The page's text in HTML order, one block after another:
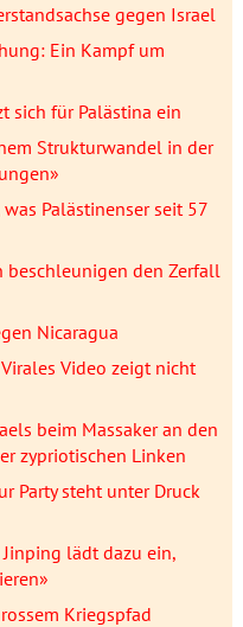
gegen Israel
Ein Kampf um
sich für Palästina ein
Strukturwandel in der
Palästinenser seit 57
den Zerfall
Nicaragua
Video zeigt nicht
beim Massaker an den
zypriotischen Linken
Party steht unter Druck
lädt dazu ein,
Kriegspfad